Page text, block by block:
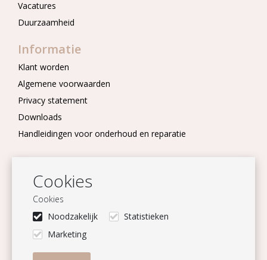
Cookies
Cookies
Noodzakelijk
Statistieken
Marketing
Vacatures
Duurzaamheid
Informatie
Klant worden
Algemene voorwaarden
Privacy statement
Downloads
Handleidingen voor onderhoud en reparatie
Blijf op de hoogte
Volg ons